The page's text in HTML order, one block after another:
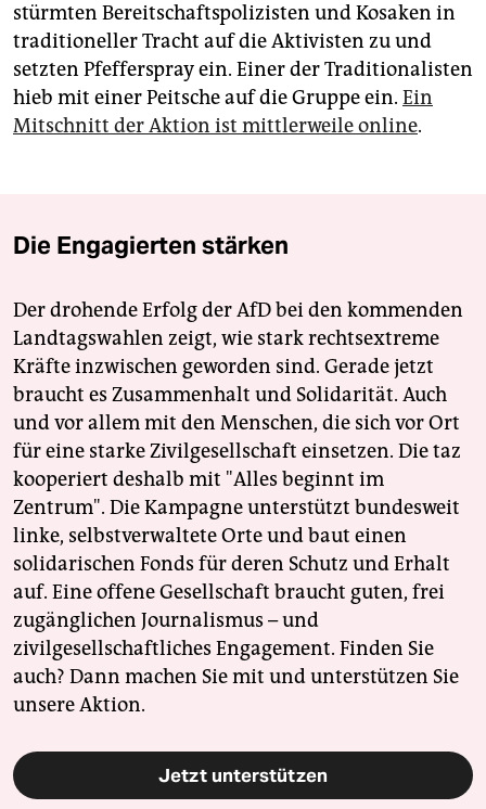
stürmten Bereitschaftspolizisten und Kosaken in
traditioneller Tracht auf die Aktivisten zu und
setzten Pfefferspray ein. Einer der Traditionalisten
hieb mit einer Peitsche auf die Gruppe ein. Ein
Mitschnitt der Aktion ist mittlerweile online.
Die Engagierten stärken
Der drohende Erfolg der AfD bei den kommenden
Landtagswahlen zeigt, wie stark rechtsextreme
Kräfte inzwischen geworden sind. Gerade jetzt
braucht es Zusammenhalt und Solidarität. Auch
und vor allem mit den Menschen, die sich vor Ort
für eine starke Zivilgesellschaft einsetzen. Die taz
kooperiert deshalb mit "Alles beginnt im
Zentrum". Die Kampagne unterstützt bundesweit
linke, selbstverwaltete Orte und baut einen
solidarischen Fonds für deren Schutz und Erhalt
auf. Eine offene Gesellschaft braucht guten, frei
zugänglichen Journalismus – und
zivilgesellschaftliches Engagement. Finden Sie
auch? Dann machen Sie mit und unterstützen Sie
unsere Aktion.
Jetzt unterstützen